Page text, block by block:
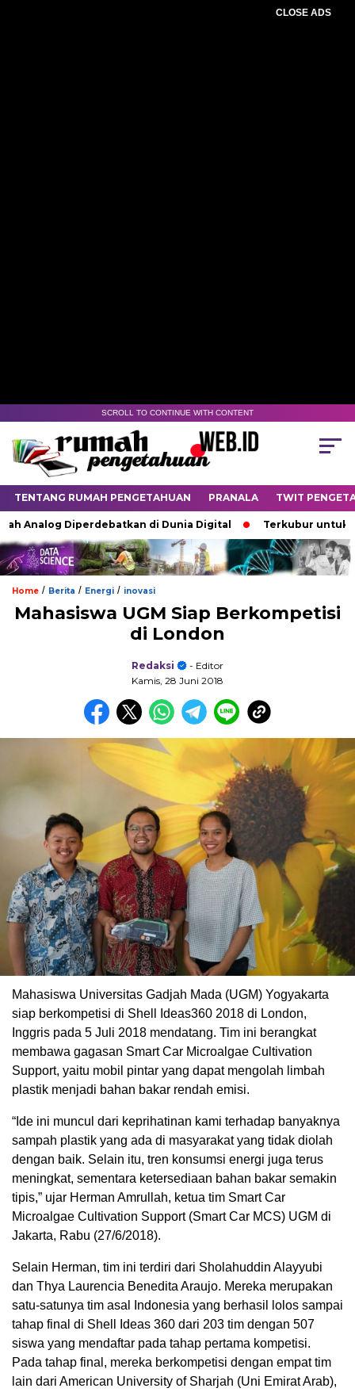
CLOSE ADS
SCROLL TO CONTINUE WITH CONTENT
TENTANG RUMAH PENGETAHUAN PRANALA TWIT
Diperdebatkan di Dunia Digital Terkubur untuk
Home / Berita / Energi / inovasi
Mahasiswa UGM Siap Berkompetisi
di London
Redaksi
- Editor
Kamis, 28 Juni 2018
Mahasiswa Universitas Gadjah Mada (UGM) Yogyakarta
siap berkompetisi di Shell Ideas360 2018 di London,
Inggris pada 5 Juli 2018 mendatang. Tim ini berangkat
membawa gagasan Smart Car Microalgae Cultivation
Support, yaitu mobil pintar yang dapat mengolah limbah
plastik menjadi bahan bakar rendah emisi.
“Ide ini muncul dari keprihatinan kami terhadap banyaknya
sampah plastik yang ada di masyarakat yang tidak diolah
dengan baik. Selain itu, tren konsumsi energi juga terus
meningkat, sementara ketersediaan bahan bakar semakin
tipis,” ujar Herman Amrullah, ketua tim Smart Car
Microalgae Cultivation Support (Smart Car MCS) UGM di
Jakarta, Rabu (27/6/2018).
Selain Herman, tim ini terdiri dari Sholahuddin Alayyubi
dan Thya Laurencia Benedita Araujo. Mereka merupakan
satu-satunya tim asal Indonesia yang berhasil lolos sampai
tahap final di Shell Ideas 360 dari 203 tim dengan 507
siswa yang mendaftar pada tahap pertama kompetisi.
Pada tahap final, mereka berkompetisi dengan empat tim
lain dari American University of Sharjah (Uni Emirat Arab),